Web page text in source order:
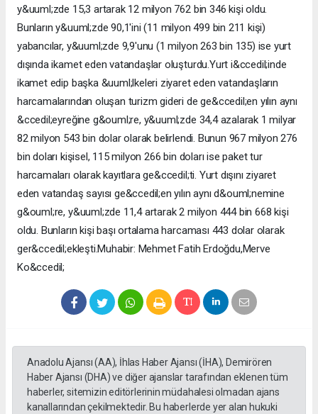
y&uuml;zde 15,3 artarak 12 milyon 762 bin 346 kişi oldu.
Bunların y&uuml;zde 90,1'ini (11 milyon 499 bin 211 kişi)
yabancılar, y&uuml;zde 9,9'unu (1 milyon 263 bin 135) ise yurt
dışında ikamet eden vatandaşlar oluşturdu.Yurt i&ccedil;inde
ikamet edip başka &uuml;lkeleri ziyaret eden vatandaşların
harcamalarından oluşan turizm gideri de ge&ccedil;en yılın aynı
&ccedil;eyreğine g&ouml;re, y&uuml;zde 34,4 azalarak 1 milyar
82 milyon 543 bin dolar olarak belirlendi. Bunun 967 milyon 276
bin doları kişisel, 115 milyon 266 bin doları ise paket tur
harcamaları olarak kayıtlara ge&ccedil;ti. Yurt dışını ziyaret
eden vatandaş sayısı ge&ccedil;en yılın aynı d&ouml;nemine
g&ouml;re, y&uuml;zde 11,4 artarak 2 milyon 444 bin 668 kişi
oldu. Bunların kişi başı ortalama harcaması 443 dolar olarak
ger&ccedil;ekleşti.Muhabir: Mehmet Fatih Erdoğdu,Merve
Ko&ccedil;
Anadolu Ajansı (AA), İhlas Haber Ajansı (İHA), Demirören
Haber Ajansı (DHA) ve diğer ajanslar tarafından eklenen tüm
haberler, sitemizin editörlerinin müdahalesi olmadan ajans
kanallarından çekilmektedir. Bu haberlerde yer alan hukuki